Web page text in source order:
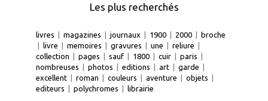
Les plus recherchés
livres | magazines | journaux | 1900 | 2000 | broche
| livre | memoires | gravures | une | reliure |
collection | pages | sauf | 1800 | cuir | paris |
nombreuses | photos | editions | art | garde |
excellent | roman | couleurs | aventure | objets |
editeurs | polychromes | librairie